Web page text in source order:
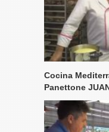
Cocina
Panettone